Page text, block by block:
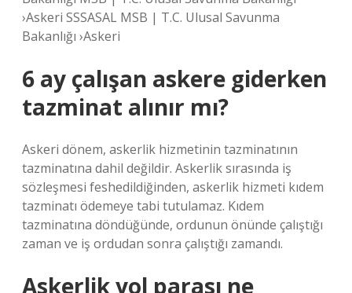
›Askeri SSSASAL MSB | T.C. Ulusal Savunma
Bakanlığı ›Askeri
6 ay çalışan askere giderken
tazminat alınır mı?
Askeri dönem, askerlik hizmetinin tazminatının
tazminatına dahil değildir. Askerlik sırasında iş
sözleşmesi feshedildiğinden, askerlik hizmeti kıdem
tazminatı ödemeye tabi tutulamaz. Kıdem
tazminatına döndüğünde, ordunun önünde çalıştığı
zaman ve iş ordudan sonra çalıştığı zamandı.
Askerlik yol parası ne